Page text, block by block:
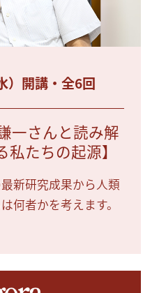
）開講・全6回
一さんと読み解
私たちの起源】
新研究成果から人類
何者かを考えます。